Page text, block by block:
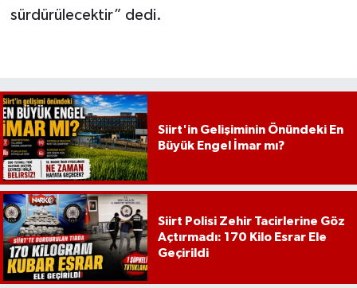
sürdürülecektir” dedi.
Siirt'in Gelişiminin Önündeki En
Büyük Engel İmar mı?
Siirt Polisi Zehir Tacirlerine Göz
Açtırmadı: 170 Kilo Esrar Ele
Geçirildi